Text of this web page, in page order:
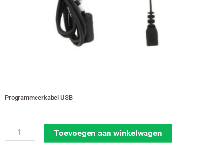
Programmeerkabel USB
Motorola
programmeerkabel
Toevoegen aan winkelwagen